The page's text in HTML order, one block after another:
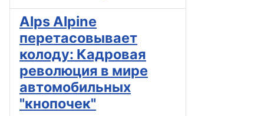
Alps Alpine
перетасовывает
колоду: Кадровая
революция в мире
автомобильных
"кнопочек"